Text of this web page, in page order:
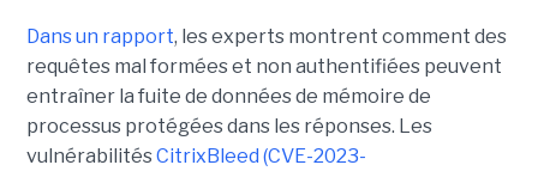
Dans un rapport, les experts montrent comment des
requêtes mal formées et non authentifiées peuvent
entraîner la fuite de données de mémoire de
processus protégées dans les réponses. Les
vulnérabilitésCitrixBleed (CVE-2023-